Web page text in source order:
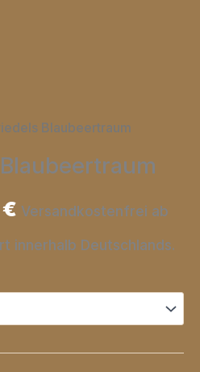
Blaubeertraum
€ Versandkostenfrei ab
innerhalb Deutschlands.